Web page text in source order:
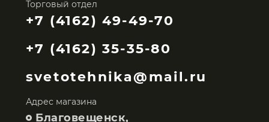
Торговый отдел
+7 (4162) 49-49-70
+7 (4162) 35-35-80
svetotehnika@mail.ru
Адрес магазина
Благовещенск,